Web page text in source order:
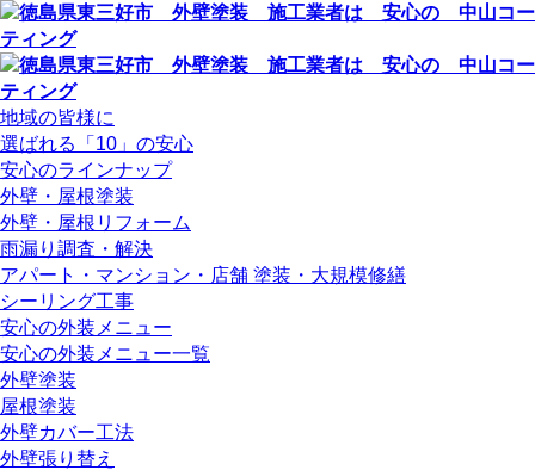
地域の皆様に
選ばれる「10」の安心
安心のラインナップ
外壁・屋根塗装
外壁・屋根リフォーム
雨漏り調査・解決
アパート・マンション・店舗 塗装・大規模修繕
シーリング工事
安心の外装メニュー
安心の外装メニュー一覧
外壁塗装
屋根塗装
外壁カバー工法
外壁張り替え